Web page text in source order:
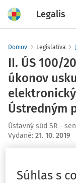
Legalis
Domov Legislatíva
II. ÚS 100/
úkonov
Ústredným
Ústavný súd SR -
Vydané: 21. 10. 2019
Súhlas s